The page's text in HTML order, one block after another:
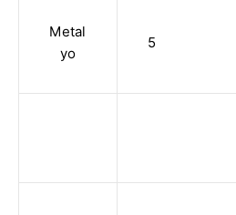
Metal
yo
5